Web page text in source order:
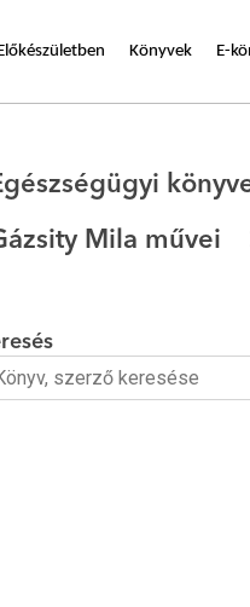
Könyvek E-
Mila művei